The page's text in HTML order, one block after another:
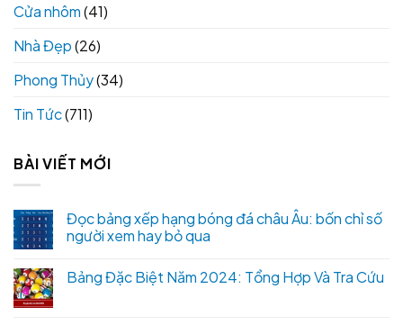
Cửa nhôm(41)
Nhà Đẹp(26)
Phong Thủy(34)
Tin Tức(711)
BÀI VIẾT MỚI
Đọc bảng xếp hạng bóng đá châu Âu: bốn chỉ số
người xem hay bỏ qua
Bảng Đặc Biệt Năm 2024: Tổng Hợp Và Tra Cứu